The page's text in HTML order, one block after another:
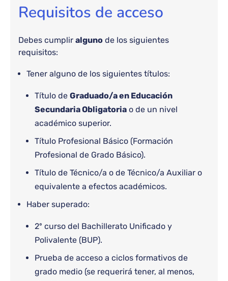
Requisitos de acceso
Debes cumplir alguno de los siguientes
requisitos:
Tener alguno de los siguientes títulos:
Título de Graduado/a en Educación
Secundaria Obligatoria o de un nivel
académico superior.
Título Profesional Básico (Formación
Profesional de Grado Básico).
Título de Técnico/a o de Técnico/a Auxiliar o
equivalente a efectos académicos.
Haber superado:
2º curso del Bachillerato Unificado y
Polivalente (BUP).
Prueba de acceso a ciclos formativos de
grado medio (se requerirá tener, al menos,